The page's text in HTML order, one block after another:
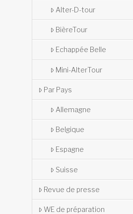
Alter-D-tour
BièreTour
Echappée Belle
Mini-AlterTour
Par Pays
Allemagne
Belgique
Espagne
Suisse
Revue de presse
WE de préparation